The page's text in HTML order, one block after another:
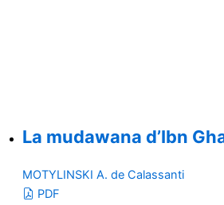
La mudawana d’Ibn
MOTYLINSKI A. de Calassanti
PDF